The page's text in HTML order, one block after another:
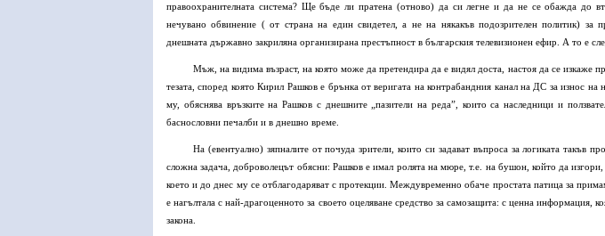
правоохранителната система? Ще бъде ли пратена (отново) да си легне и да не се обажда до
нечувано обвинение ( от страна на един свидетел, а не на някакъв подозрителен политик) за
днешната държавно закриляна организирана престъпност в българския телевизионен ефир. А то е
Мъж, на видима възраст, на която може да претендира да е видял доста, настоя да се изкаже
тезата, според която Кирил Рашков е брънка от веригата на контрабандния канал на ДС за износ
му, обяснява връзките на Рашков с днешните „пазители на реда”, които са наследници и
баснословни печалби и в днешно време.
На (евентуално) зяпналите от почуда зрители, които си задават въпроса за логиката такъв
сложна задача, доброволецът обясни: Рашков е имал ролята на мюре, т.е. на бушон, който да изгори,
което и до днес му се отблагодаряват с протекции. Междувременно обаче простата патица за
е нагълтала с най-драгоценното за своето оцеляване средство за самозащита: с ценна информация,
закона.